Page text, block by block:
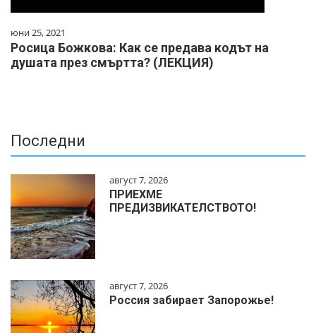
юни 25, 2021
Росица Божкова: Как се предава кодът на
душата през смъртта? (ЛЕКЦИЯ)
Последни
август 7, 2026
ПРИЕХМЕ
ПРЕДИЗВИКАТЕЛСТВОТО!
август 7, 2026
Россия забирает Запорожье!